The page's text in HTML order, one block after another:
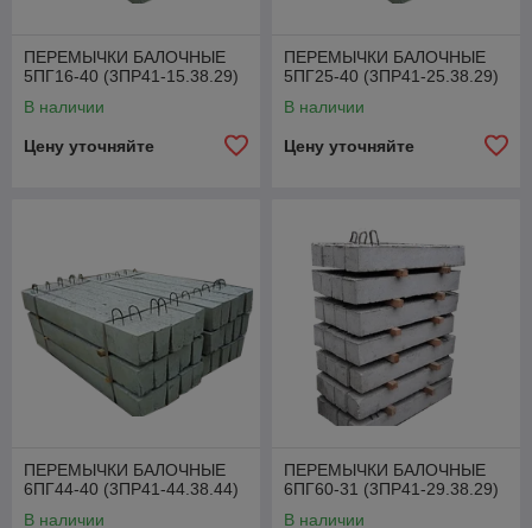
ПЕРЕМЫЧКИ БАЛОЧНЫЕ
5ПГ16-40 (3ПР41-15.38.29)
В наличии
Цену уточняйте
ПЕРЕМЫЧКИ БАЛОЧНЫЕ
5ПГ25-40 (3ПР41-25.38.29)
В наличии
Цену уточняйте
ПЕРЕМЫЧКИ БАЛОЧНЫЕ
6ПГ44-40 (3ПР41-44.38.44)
В наличии
ПЕРЕМЫЧКИ БАЛОЧНЫЕ
6ПГ60-31 (3ПР41-29.38.29)
В наличии